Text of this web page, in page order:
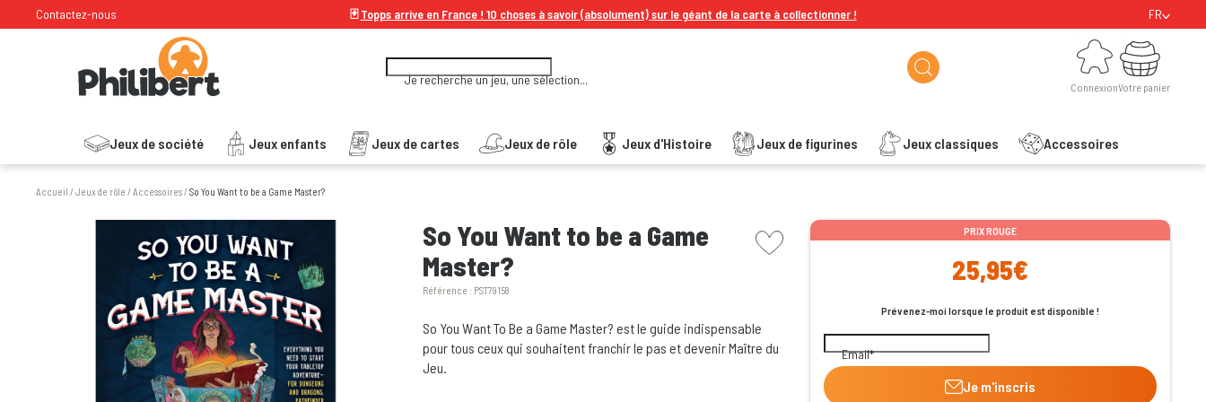
Contactez-nous 🃏Topps arrive en France ! 10 choses à savoir (absolument) sur le géant de la carte à collectionner ! FR
Je recherche un jeu, une sélection...
Connexion
Connexion
Jeux de société Jeux enfants Jeux de cartes Jeux de rôle Jeux d'Histoire Jeux de figurines Jeux classiques Accessoires
Votre panier
Votre panier
Accueil /Jeux de rôle /Accessoires/So You Want to be a Game Master?
So You Want to be a Game
Master?
Référence : PST79158
picto wishlist
So You Want To Be a Game Master? est le guide indispensable
pour tous ceux qui souhaitent franchir le pas et devenir Maître du
Jeu.
PRIX ROUGE
25,95€
Prévenez-moi lorsque le produit est disponible !
Email
Je m'inscris